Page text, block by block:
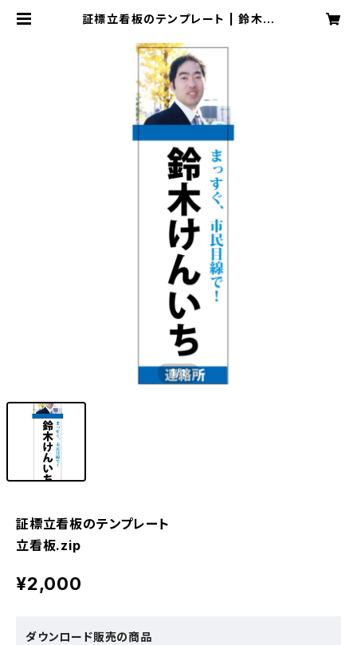
証標立看板のテンプレート | 鈴木健
080-2266-0125
1/1
証標立看板のテンプレート
立看板.zip
¥2,000
ダウンロード販売の商品